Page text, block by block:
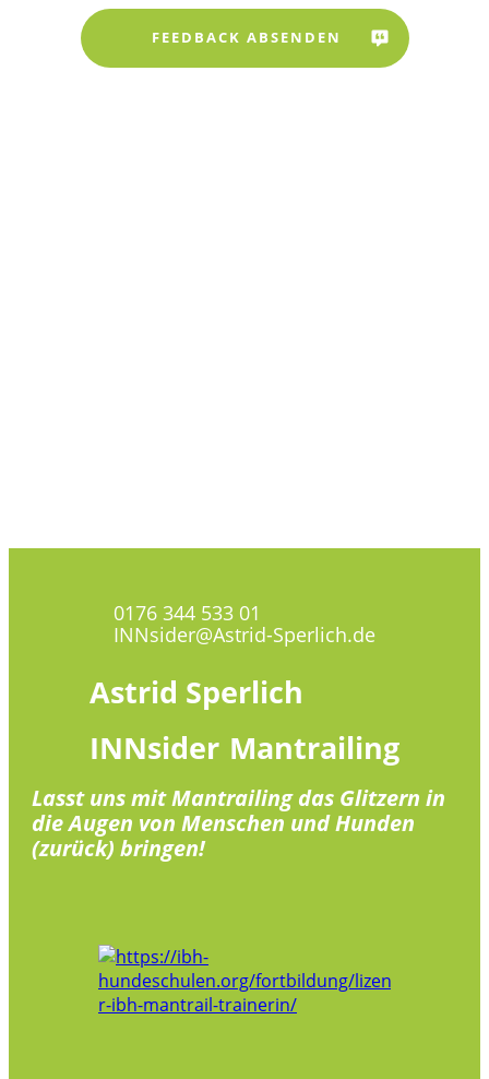
FEEDBACK ABSENDEN
0176 344 533 01
INNsider@Astrid-Sperlich.de
Astrid Sperlich
INNsider Mantrailing
Lasst uns mit Mantrailing das Glitzern in
die Augen von Menschen und Hunden
(zurück) bringen!